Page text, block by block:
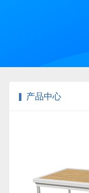
产品中心